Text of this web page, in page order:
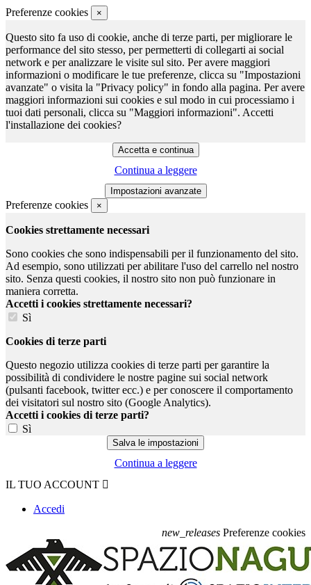
Preferenze cookies ×
Questo sito fa uso di cookie, anche di terze parti, per migliorare le
performance del sito stesso, per permetterti di collegarti ai social
network e per analizzare le visite sul sito. Per avere maggiori
informazioni o modificare le tue preferenze, clicca su "Impostazioni
avanzate" o visita la "Privacy policy" in fondo alla pagina. Per avere
maggiori informazioni sui cookies e sul modo in cui processiamo i
tuoi dati personali, clicca su "Maggiori informazioni". Accetti
l'installazione dei cookies?
Continua a leggere
Preferenze cookies ×
Cookies strettamente necessari
Sono cookies che sono indispensabili per il funzionamento del sito.
Ad esempio, sono utilizzati per abilitare l'uso del carrello nel nostro
sito. Senza questi cookies, il nostro sito non può funzionare in
maniera corretta.
Accetti i cookies strettamente necessari?
Sì
Cookies di terze parti
Questo negozio utilizza cookies di terze parti per garantire la
possibilità di condividere le nostre pagine sui social network
(pulsanti facebook, twitter ecc.) e per conoscere il comportamento
dei visitatori sul nostro sito (Google Analytics).
Accetti i cookies di terze parti?
Sì
Continua a leggere
IL TUO ACCOUNT 
Accedi
new_releases Preferenze cookies